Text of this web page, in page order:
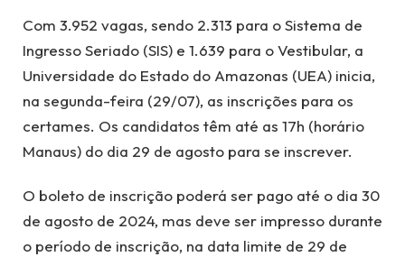
Com 3.952 vagas, sendo 2.313 para o Sistema de
Ingresso Seriado (SIS) e 1.639 para o Vestibular, a
Universidade do Estado do Amazonas (UEA) inicia,
na segunda-feira (29/07), as inscrições para os
certames. Os candidatos têm até as 17h (horário
Manaus) do dia 29 de agosto para se inscrever.
O boleto de inscrição poderá ser pago até o dia 30
de agosto de 2024, mas deve ser impresso durante
o período de inscrição, na data limite de 29 de